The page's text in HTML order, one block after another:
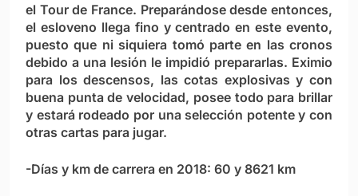
el Tour de France. Preparándose desde entonces,
el esloveno llega fino y centrado en este evento,
puesto que ni siquiera tomó parte en las cronos
debido a una lesión le impidió prepararlas. Eximio
para los descensos, las cotas explosivas y con
buena punta de velocidad, posee todo para brillar
y estará rodeado por una selección potente y con
otras cartas para jugar.
-Días y km de carrera en 2018: 60 y 8621 km